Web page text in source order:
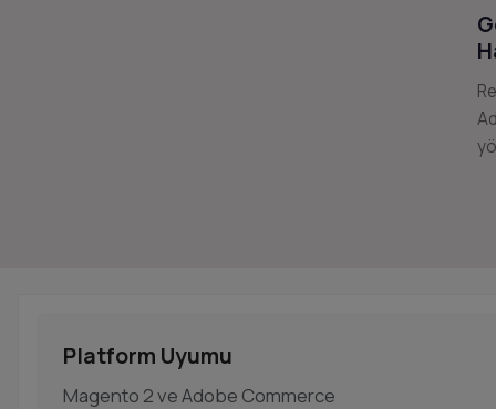
Platform Uyumu
Magento 2 ve Adobe Commerce